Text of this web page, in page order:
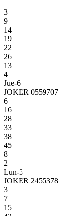
3
9
14
19
22
26
13
4
Jue-6
JOKER 0559707
6
16
28
33
38
45
8
2
Lun-3
JOKER 2455378
3
7
15